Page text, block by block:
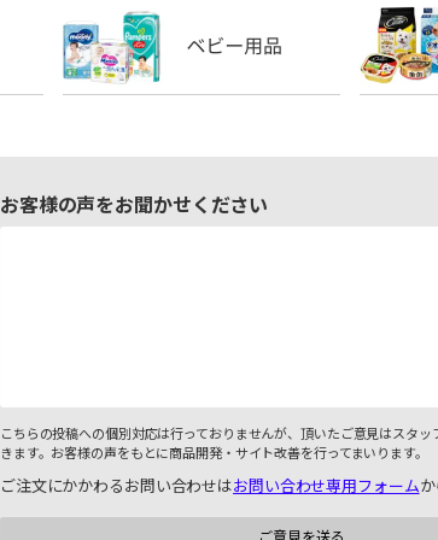
お客様の声をお聞かせください
こちらの投稿への個別対応は行っておりませんが、頂いたご意見はスタッ
きます。お客様の声をもとに商品開発・サイト改善を行ってまいります。
ご注文にかかわるお問い合わせはお問い合わせ専用フォームか